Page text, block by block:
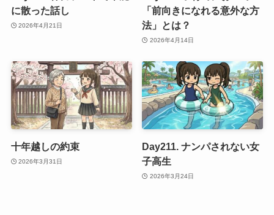
に散った話し
2026年4月21日
「前向きになれる意外な方
法」とは？
2026年4月14日
十年越しの約束
2026年3月31日
Day211. ナンパされない女
子高生
2026年3月24日